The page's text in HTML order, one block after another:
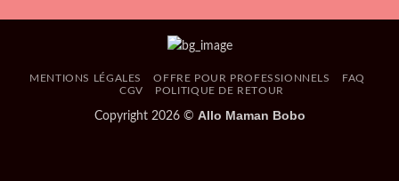
MENTIONS LÉGALES OFFRE POUR PROFESSIONNELS
FAQ
CGV
POLITIQUE DE RETOUR
Copyright 2026 © Allo Maman Bobo